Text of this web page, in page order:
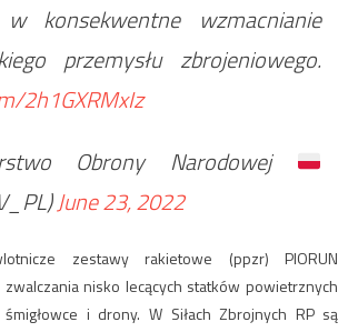
konsekwentne wzmacnianie
przemysłu zbrojeniowego.
2h1GXRMxIz
Obrony Narodowej
June 23, 2022
zestawy rakietowe (ppzr) PIORUN
nisko lecących statków powietrznych
i drony. W Siłach Zbrojnych RP są